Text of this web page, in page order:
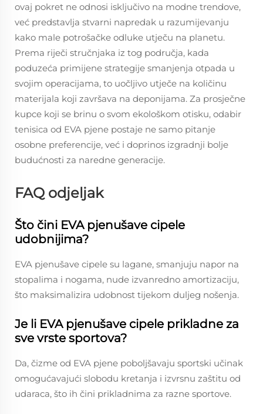
ovaj pokret ne odnosi isključivo na modne trendove,
već predstavlja stvarni napredak u razumijevanju
kako male potrošačke odluke utječu na planetu.
Prema riječi stručnjaka iz tog područja, kada
poduzeća primijene strategije smanjenja otpada u
svojim operacijama, to uočljivo utječe na količinu
materijala koji završava na deponijama. Za prosječne
kupce koji se brinu o svom ekološkom otisku, odabir
tenisica od EVA pjene postaje ne samo pitanje
osobne preferencije, već i doprinos izgradnji bolje
budućnosti za naredne generacije.
FAQ odjeljak
Što čini EVA pjenušave cipele
udobnijima?
EVA pjenušave cipele su lagane, smanjuju napor na
stopalima i nogama, nude izvanredno amortizaciju,
što maksimalizira udobnost tijekom duljeg nošenja.
Je li EVA pjenušave cipele prikladne za
sve vrste sportova?
Da, čizme od EVA pjene poboljšavaju sportski učinak
omogućavajući slobodu kretanja i izvrsnu zaštitu od
udaraca, što ih čini prikladnima za razne sportove.